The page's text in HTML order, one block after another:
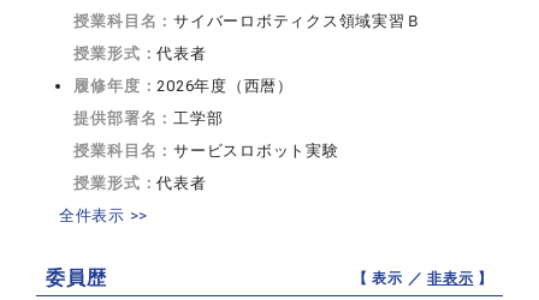
授業科目名：サイバーロボティクス領域実習Ｂ
授業形式：代表者
履修年度：2026年度（西暦）
提供部署名：工学部
授業科目名：サービスロボット実験
授業形式：代表者
全件表示 >>
委員歴 【 表示 ／非表示 】